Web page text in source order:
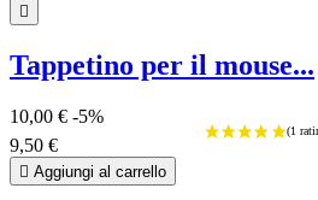

Tappetino per il mouse...
10,00 € -5%
9,50 €
 Aggiungi al carrello